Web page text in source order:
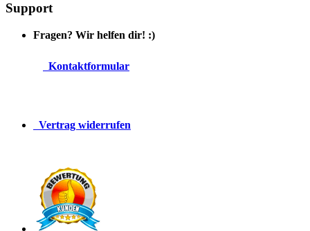
Support
Fragen? Wir helfen dir! :)
Kontaktformular
Vertrag widerrufen